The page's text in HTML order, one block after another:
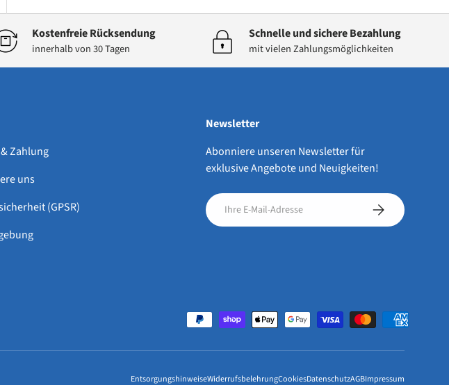
Kostenfreie Rücksendung
innerhalb von 30 Tagen
Schnelle und sichere Bezahlung
mit vielen Zahlungsmöglichkeiten
Zahlung
uns
(GPSR)
Newsletter
Abonniere unseren Newsletter für
exklusive Angebote und Neuigkeiten!
E-Mail Abonnieren
EntsorgungshinweiseWiderrufsbelehrungCookiesDatenschutzAGBImpressum